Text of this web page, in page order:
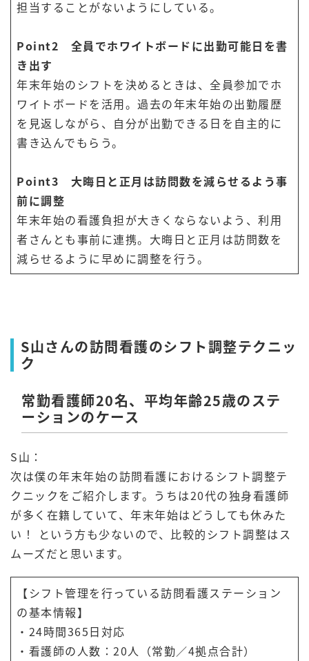
担当することがないようにしている。
Point2 全員でホワイトボードに出勤可能日を書
き出す
年末年始のシフトを決めるときは、全員参加でホ
ワイトボードを活用。過去の年末年始の出勤履歴
を見返しながら、自分が出勤できる日を自主的に
書き込んでもらう。
Point3 大晦日と正月は訪問数を減らせるよう事
前に調整
年末年始の看護負担が大きくならないよう、利用
者さんとも事前に連携。大晦日と正月は訪問数を
減らせるように早めに調整を行う。
S山さんの訪問看護のシフト調整テクニッ
ク
常勤看護師20名、平均年齢25歳のステ
ーションのケース
S山：
次は僕の年末年始の訪問看護におけるシフト調整テ
クニックをご紹介します。うちは20代の独身看護師
が多く在籍していて、年末年始はどうしても休みた
い！ という方も少ないので、比較的シフト調整はス
ムーズだと思います。
【シフト管理を行っている訪問看護ステーション
の基本情報】
・24時間365日対応
・看護師の人数：20人（常勤／4拠点合計）